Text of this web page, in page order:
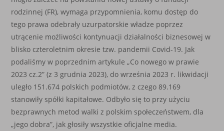
rodzinnej (FR), wymaga przypomnienia, komu dostęp do
tego prawa odebrały uzurpatorskie władze poprzez
utrącenie możliwości kontynuacji działalności biznesowej w
blisko czteroletnim okresie tzw. pandemii Covid-19. Jak
podaliśmy w poprzednim artykule „Co nowego w prawie
2023 cz.2” (z 3 grudnia 2023), do września 2023 r. likwidacji
uległo 151.674 polskich podmiotów, z czego 89.169
stanowiły spółki kapitałowe. Odbyło się to przy użyciu
bezprawnych metod walki z polskim społeczeństwem, dla
„jego dobra”, jak głosiły wszystkie oficjalne media.